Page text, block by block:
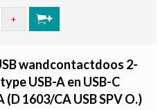
+
wandcontactdoos 2-
USB-A en USB-C
(D 1603/CA USB SPV O.)